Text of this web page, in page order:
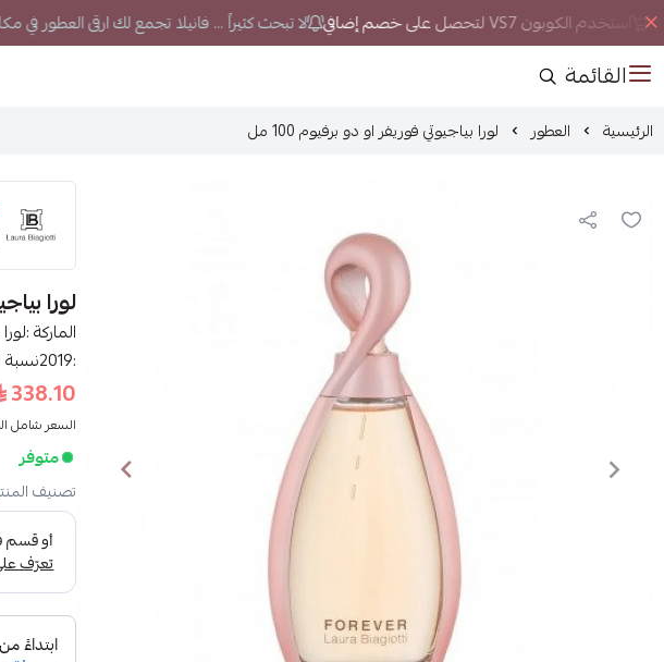
استخدم الكوبون VS7 لتحصل على خصم إضافي لا تبحث كثيراً ... فانيلا تجمع لك ارقى العطور في
القائمة
الرئيسية العطور لورا بياجيوتي فوريفر او دو برفيوم 100 مل
لورا
:2019نسبة التركيز :أو دو برفيومالنوتا...
338.10
السعر شامل
متوفر
تصنيف